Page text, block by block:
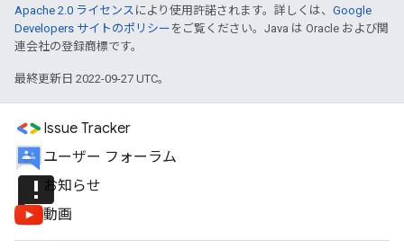
Apache 2.0 ライセンス により使用許諾されます。詳しくは、 Google
Developers サイトのポリシー をご覧ください。Java は Oracle および関
連会社の登録商標です。
最終更新日 2022-09-27 UTC。
Issue Tracker
ユーザー フォーラム
announcementお知らせ
動画